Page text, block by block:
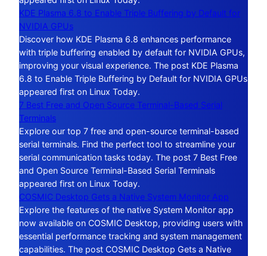
KDE Plasma 6.8 to Enable Triple Buffering by Default for
NVIDIA GPUs
Discover how KDE Plasma 6.8 enhances performance
with triple buffering enabled by default for NVIDIA GPUs,
improving your visual experience. The post KDE Plasma
6.8 to Enable Triple Buffering by Default for NVIDIA GPUs
appeared first on Linux Today.
7 Best Free and Open Source Terminal-Based Serial
Terminals
Explore our top 7 free and open-source terminal-based
serial terminals. Find the perfect tool to streamline your
serial communication tasks today. The post 7 Best Free
and Open Source Terminal-Based Serial Terminals
appeared first on Linux Today.
COSMIC Desktop Gets a Native System Monitor App
Explore the features of the native System Monitor app
now available on COSMIC Desktop, providing users with
essential performance tracking and system management
capabilities. The post COSMIC Desktop Gets a Native